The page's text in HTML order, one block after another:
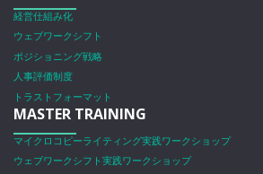
経営仕組み化
ウェブワークシフト
ポジショニング戦略
人事評価制度
トラストフォーマット
MASTER TRAINING
マイクロコピーライティング実践ワークショップ
ウェブワークシフト実践ワークショップ